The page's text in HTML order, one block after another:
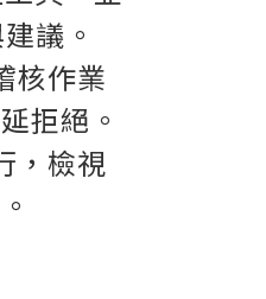
議。
核作業
拒絕。
，檢視